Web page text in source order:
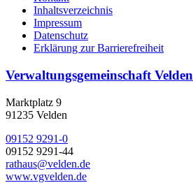
Inhaltsverzeichnis
Impressum
Datenschutz
Erklärung zur Barrierefreiheit
Verwaltungsgemeinschaft Velden
Marktplatz 9
91235 Velden
09152 9291-0
09152 9291-44
rathaus@velden.de
www.vgvelden.de